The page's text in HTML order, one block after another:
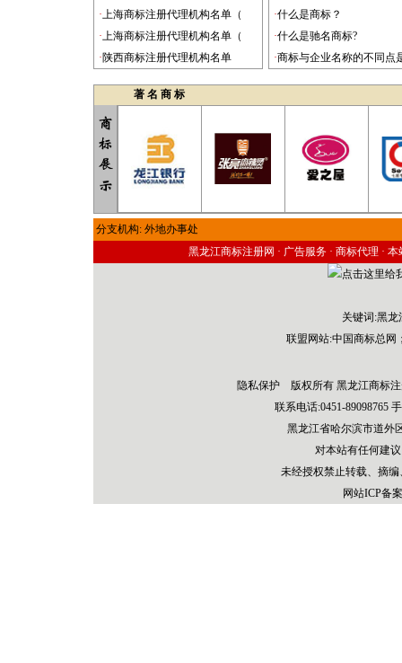
商标:
·上海商标注册代理机构名单（
·上海商标注册代理机构名单（
·陕西商标注册代理机构名单
·什么是商标？
·什么是驰名商标?
·商标与企业名称的不同点
著 名 商 标
分支机构: 外地办事处
黑龙江商标注册网 · 广告服务 · 商标代理 · 本
关键词:黑
联盟网站:中国商标总网
隐私保护 版权所有 黑龙江商标
联系电话:0451-89098765
黑龙江省哈尔滨市道外
对本站有任何建
未经授权禁止转载、摘
网站ICP备